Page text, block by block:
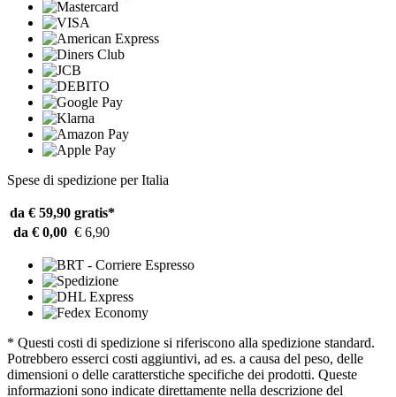
Spese di spedizione per Italia
da € 59,90 gratis*
da € 0,00 € 6,90
* Questi costi di spedizione si riferiscono alla spedizione standard.
Potrebbero esserci costi aggiuntivi, ad es. a causa del peso, delle
dimensioni o delle caratterstiche specifiche dei prodotti. Queste
informazioni sono indicate direttamente nella descrizione del